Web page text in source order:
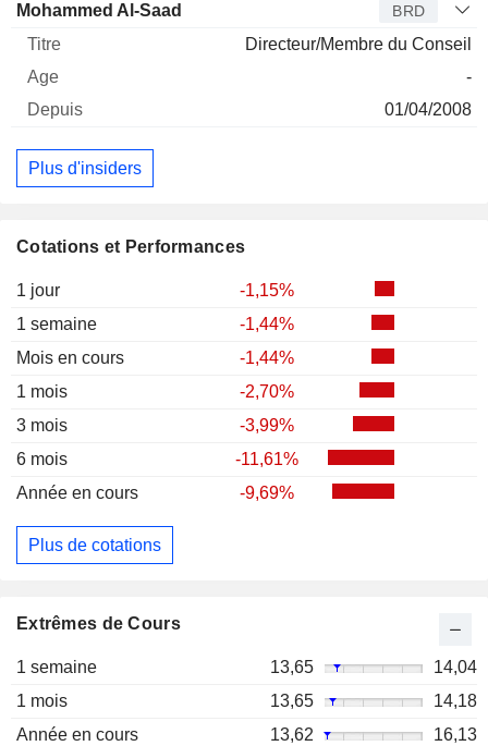
Cotations et Performances
1 jour
-1,15%
1 semaine
-1,44%
Mois en cours
-1,44%
1 mois
-2,70%
3 mois
-3,99%
6 mois
-11,61%
Année en cours
-9,69%
Plus de cotations
Extrêmes de Cours
1 semaine 13,65
14,04
1 mois
13,65
14,18
Année en cours
13,62
16,13
Mohammed Al-Saad BRD
Directeur/Membre du Conseil
-
01/04/2008
Plus d'insiders